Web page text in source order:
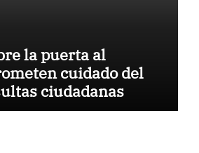
la puerta al
cuidado del
ciudadanas